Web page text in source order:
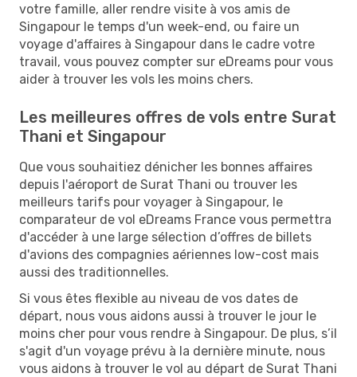
votre famille, aller rendre visite à vos amis de
Singapour le temps d'un week-end, ou faire un
voyage d'affaires à Singapour dans le cadre votre
travail, vous pouvez compter sur eDreams pour vous
aider à trouver les vols les moins chers.
Les meilleures offres de vols entre Surat
Thani et Singapour
Que vous souhaitiez dénicher les bonnes affaires
depuis l'aéroport de Surat Thani ou trouver les
meilleurs tarifs pour voyager à Singapour, le
comparateur de vol eDreams France vous permettra
d'accéder à une large sélection d’offres de billets
d'avions des compagnies aériennes low-cost mais
aussi des traditionnelles.
Si vous êtes flexible au niveau de vos dates de
départ, nous vous aidons aussi à trouver le jour le
moins cher pour vous rendre à Singapour. De plus, s’il
s'agit d'un voyage prévu à la dernière minute, nous
vous aidons à trouver le vol au départ de Surat Thani